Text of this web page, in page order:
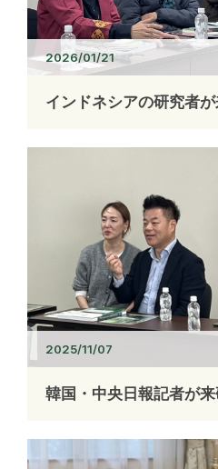
2026/01/21
インドネシアの研究者
2025/11/07
韓国・中央日報記者が